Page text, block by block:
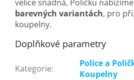
velice snadná, Poličku nabízíme
barevných variantách, pro
koupelny.
Doplňkové parametry
Kategorie:
Police a
Koupelny